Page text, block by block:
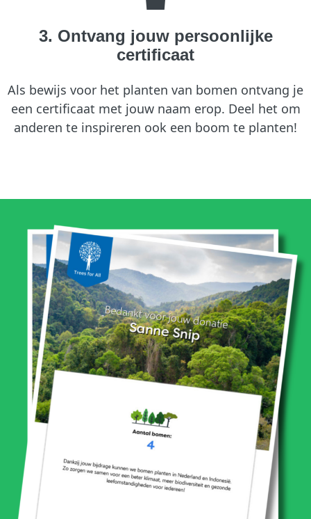
3. Ontvang jouw persoonlijke
certificaat
Als bewijs voor het planten van bomen ontvang je
een certificaat met jouw naam erop. Deel het om
anderen te inspireren ook een boom te planten!